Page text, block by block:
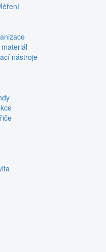
nástroje